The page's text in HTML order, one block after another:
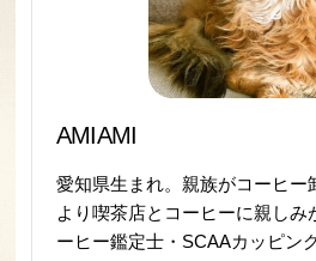
AMIAMI
愛知県生まれ。親族がコーヒー
より喫茶店とコーヒーに親しみ
ーヒー鑑定士・SCAAカッピン